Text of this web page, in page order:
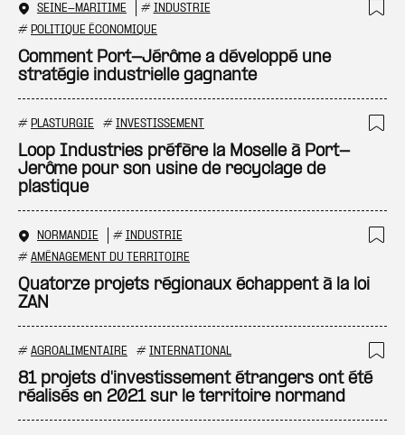
SEINE-MARITIME # INDUSTRIE
# POLITIQUE ÉCONOMIQUE
Comment Port-Jérôme a développé une
stratégie industrielle gagnante
# PLASTURGIE # INVESTISSEMENT
Loop Industries préfère la Moselle à Port-
Jerôme pour son usine de recyclage de
plastique
NORMANDIE # INDUSTRIE
# AMÉNAGEMENT DU TERRITOIRE
Quatorze projets régionaux échappent à la loi
ZAN
# AGROALIMENTAIRE # INTERNATIONAL
81 projets d'investissement étrangers ont été
réalisés en 2021 sur le territoire normand